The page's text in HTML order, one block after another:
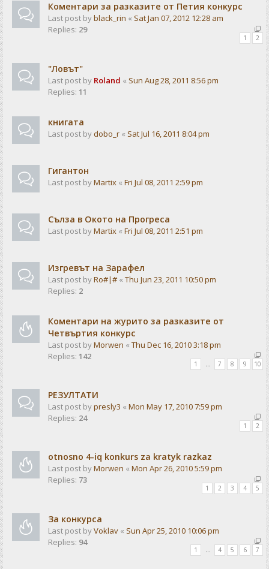
Коментари за разказите от Петия конкурс
Last post byblack_rin « Sat Jan 07, 2012 12:28 am
Replies: 29
1 2
"Ловът"
Last post by Roland « Sun Aug 28, 2011 8:56 pm
Replies: 11
книгата
Last post bydobo_r « Sat Jul 16, 2011 8:04 pm
Гигантон
Last post byMartix « Fri Jul 08, 2011 2:59 pm
Сълза в Окото на Прогреса
Last post byMartix « Fri Jul 08, 2011 2:51 pm
Изгревът на Зарафел
Last post byRo#|# « Thu Jun 23, 2011 10:50 pm
Replies: 2
Коментари на журито за разказите от
Четвъртия конкурс
Last post byMorwen « Thu Dec 16, 2010 3:18 pm
Replies: 142
1 … 7 8 9 10
РЕЗУЛТАТИ
Last post bypresly3 « Mon May 17, 2010 7:59 pm
Replies: 24
1 2
otnosno 4-iq konkurs za kratyk razkaz
Last post byMorwen « Mon Apr 26, 2010 5:59 pm
Replies: 73
1 2 3 4 5
За конкурса
Last post byVoklav « Sun Apr 25, 2010 10:06 pm
Replies: 94
1 … 4 5 6 7